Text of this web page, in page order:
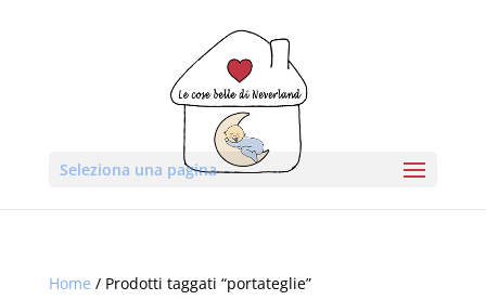
Seleziona una pagina
Home / Prodotti taggati “portateglie”